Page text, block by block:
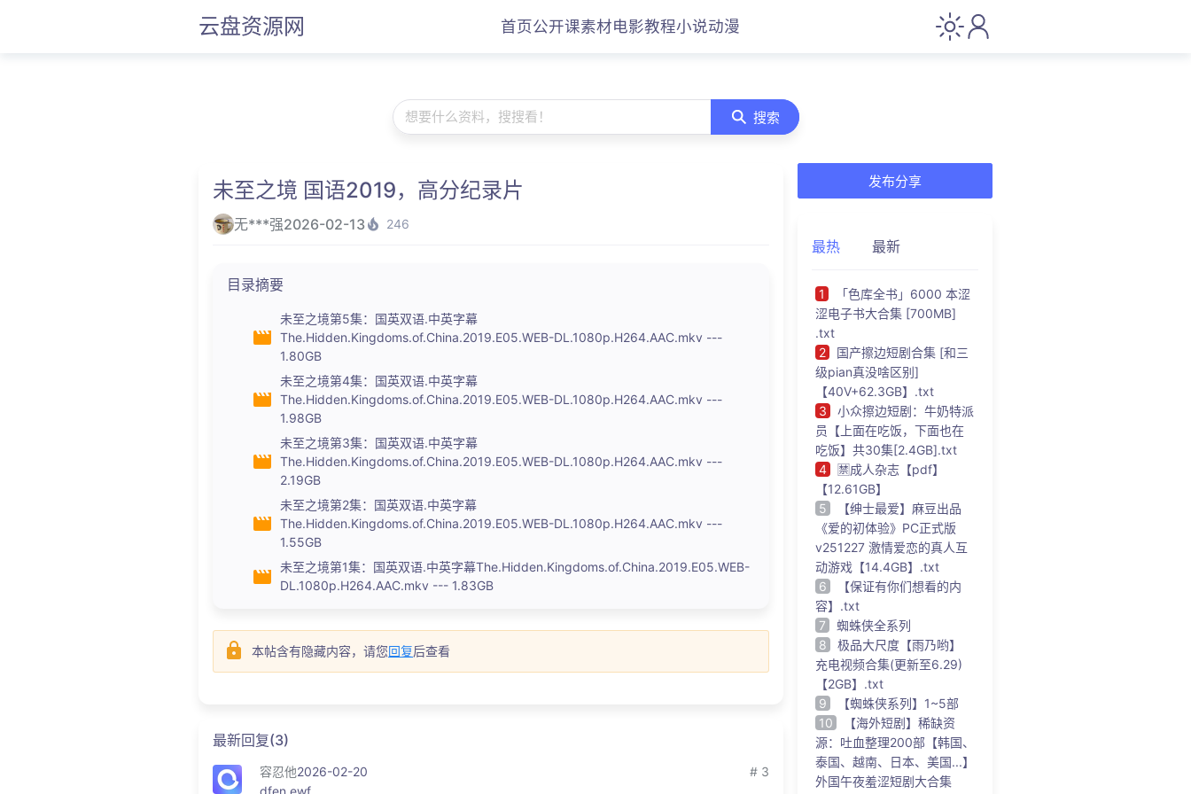
云盘资源网 首页公开课素材电影教程小说动漫
想要什么资料，搜搜看！ 搜索
未至之境 国语2019，高分纪录片
无***强2026-02-13 246
目录摘要
未至之境第5集：国英双语.中英字幕
The.Hidden.Kingdoms.of.China.2019.E05.WEB-DL.1080p.H264.AAC.mkv ---
1.80GB
未至之境第4集：国英双语.中英字幕
The.Hidden.Kingdoms.of.China.2019.E05.WEB-DL.1080p.H264.AAC.mkv ---
1.98GB
未至之境第3集：国英双语.中英字幕
The.Hidden.Kingdoms.of.China.2019.E05.WEB-DL.1080p.H264.AAC.mkv ---
2.19GB
未至之境第2集：国英双语.中英字幕
The.Hidden.Kingdoms.of.China.2019.E05.WEB-DL.1080p.H264.AAC.mkv ---
1.55GB
未至之境第1集：国英双语.中英字幕The.Hidden.Kingdoms.of.China.2019.E05.WEB-
DL.1080p.H264.AAC.mkv --- 1.83GB
本帖含有隐藏内容，请您回复后查看
最新回复(3)
容忍他2026-02-20
# 3
dfen ewf
发布分享
最热 最新
1
「色库全书」6000 本涩
涩电子书大合集 [700MB]
.txt
2
国产擦边短剧合集 [和三
级pian真没啥区别]
【40V+62.3GB】.txt
3
小众擦边短剧：牛奶特派
员【上面在吃饭，下面也在
吃饭】共30集[2.4GB].txt
4
🈲成人杂志【pdf】
【12.61GB】
5
【绅士最爱】麻豆出品
《爱的初体验》PC正式版
v251227 激情爱恋的真人互
动游戏【14.4GB】.txt
6
【保证有你们想看的内
容】.txt
7
蜘蛛侠全系列
8
极品大尺度【雨乃哟】
充电视频合集(更新至6.29)
【2GB】.txt
9
【蜘蛛侠系列】1~5部
10
【海外短剧】稀缺资
源：吐血整理200部【韩国、
泰国、越南、日本、美国...】
外国午夜羞涩短剧大合集